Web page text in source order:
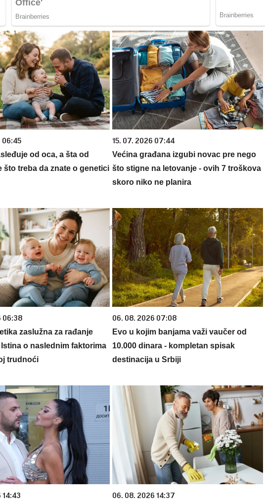
06:45
od oca, a šta od
što treba da znate o genetici
15. 07. 2026 07:44
Većina građana izgubi novac pre nego
što stigne na letovanje - ovih 7 troškova
skoro niko ne planira
06:38
zaslužna za rađanje
o naslednim faktorima
trudnoći
06. 08. 2026 07:08
Evo u kojim banjama važi vaučer od
10.000 dinara - kompletan spisak
destinacija u Srbiji
14:43 06. 08. 2026 14:37